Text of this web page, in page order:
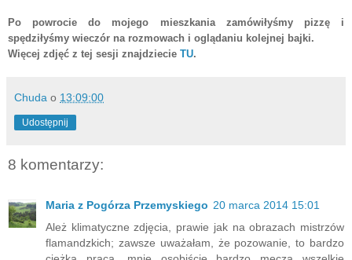
Po powrocie do mojego mieszkania zamówiłyśmy pizzę i
spędziłyśmy wieczór na rozmowach i oglądaniu kolejnej bajki.
Więcej zdjęć z tej sesji znajdziecie TU.
Chuda o 13:09:00
Udostępnij
8 komentarzy:
Maria z Pogórza Przemyskiego 20 marca 2014 15:01
Ależ klimatyczne zdjęcia, prawie jak na obrazach mistrzów
flamandzkich; zawsze uważałam, że pozowanie, to bardzo